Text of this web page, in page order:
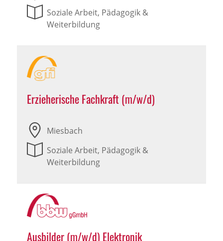
Soziale Arbeit, Pädagogik &
Weiterbildung
Erzieherische Fachkraft (m/w/d)
Miesbach
Soziale Arbeit, Pädagogik &
Weiterbildung
Ausbilder (m/w/d) Elektronik